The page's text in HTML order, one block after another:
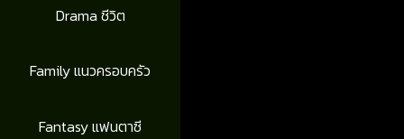
Drama ชีวิต
Family แนวครอบครัว
Fantasy แฟนตาซี